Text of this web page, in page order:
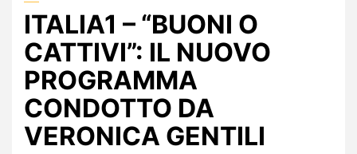
ITALIA1 – “BUONI O
CATTIVI”: IL NUOVO
PROGRAMMA
CONDOTTO DA
VERONICA GENTILI